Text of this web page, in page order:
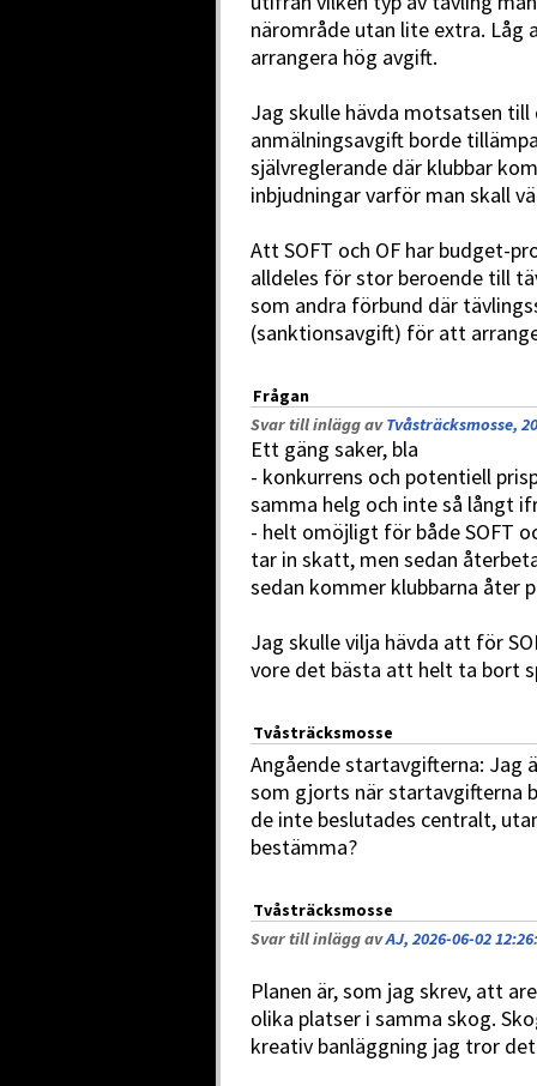
närområde utan lite extra. Låg
arrangera hög avgift.
Jag skulle hävda motsatsen
anmälningsavgift borde
självreglerande där klubbar
inbjudningar varför man skall
Att SOFT och OF har budget-
alldeles för stor beroende till
som andra förbund där
(sanktionsavgift) för att
Frågan
Svar till inlägg avTvåsträcksmosse,
Ett gäng saker, bla
- konkurrens och potentiell
samma helg och inte så långt
- helt omöjligt för både SOFT
tar in skatt, men sedan
sedan kommer klubbarna åter
Jag skulle vilja hävda att för
vore det bästa att helt ta bort
Tvåsträcksmosse
Angående startavgifterna: Jag
som gjorts när startavgifterna
de inte beslutades centralt,
bestämma?
Tvåsträcksmosse
Svar till inlägg avAJ, 2026-06-02 12:26:
Planen är, som jag skrev, att
olika platser i samma skog.
kreativ banläggning jag tror